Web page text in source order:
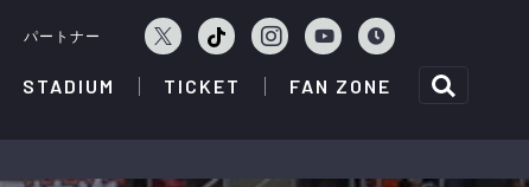
パートナー
STADIUM TICKET FAN ZONE